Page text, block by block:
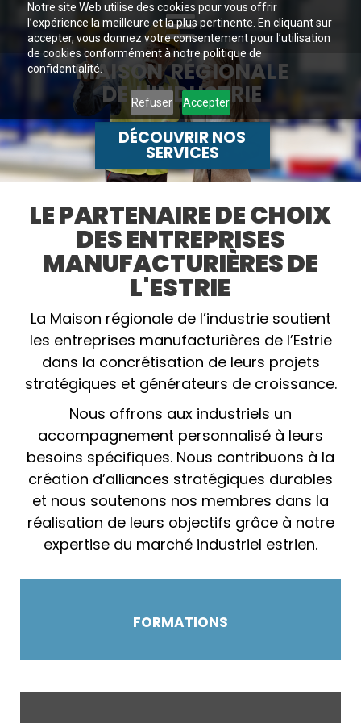
Notre site Web utilise des cookies pour vous offrir
l’expérience la meilleure et la plus pertinente. En cliquant sur
accepter, vous donnez votre consentement pour l’utilisation
de cookies conformément à notre politique de
confidentialité.
Refuser Accepter
MAISON RÉGIONALE
DE L'INDUSTRIE
DÉCOUVRIR NOS
SERVICES
LE PARTENAIRE DE CHOIX
DES ENTREPRISES
MANUFACTURIÈRES DE
L'ESTRIE
La Maison régionale de l’industrie soutient
les entreprises manufacturières de l’Estrie
dans la concrétisation de leurs projets
stratégiques et générateurs de croissance.
Nous offrons aux industriels un
accompagnement personnalisé à leurs
besoins spécifiques. Nous contribuons à la
création d’alliances stratégiques durables
et nous soutenons nos membres dans la
réalisation de leurs objectifs grâce à notre
expertise du marché industriel estrien.
FORMATIONS
à vos besoins.